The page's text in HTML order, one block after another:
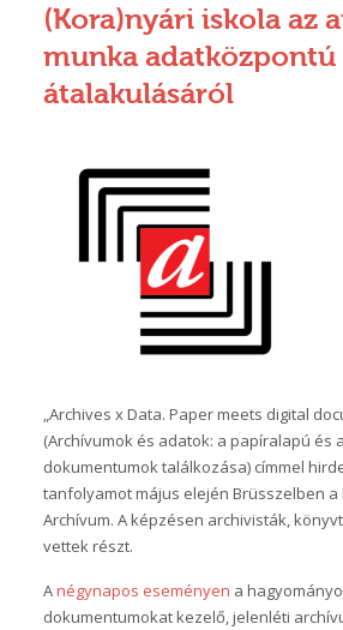
(Kora)nyári iskola az
munka adatközpontú
átalakulásáról
„Archives x Data. Paper meets digital
(Archívumok és adatok: a papíralapú és
dokumentumok találkozása) címmel
tanfolyamot május elején Brüsszelben a
Archívum. A képzésen archivisták,
vettek részt.
Anégynapos eseményen a
dokumentumokat kezelő, jelenléti